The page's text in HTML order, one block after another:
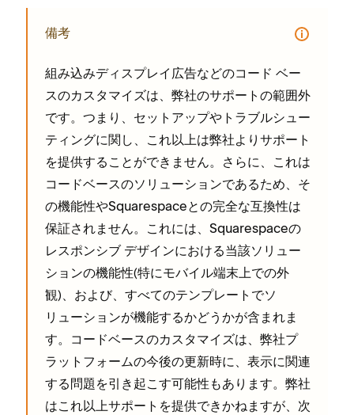
備考
組み込みデ⁠ィスプレイ広告などのコ⁠ード ベ⁠ー
スのカスタマイズは⁠、弊社のサポ⁠ートの範囲外
です⁠。つまり⁠、セ⁠ットア⁠ップやトラブルシ⁠ュ⁠ー
テ⁠ィングに関し⁠、これ以上は弊社よりサポ⁠ート
を提供することができません⁠。さらに⁠、これは
コ⁠ードベ⁠ースのソリ⁠ュ⁠ーシ⁠ョンであるため⁠、そ
の機能性やSquarespaceとの完全な互換性は
保証されません⁠。これには⁠、Squarespaceの
レスポンシブ デザインにおける当該ソリ⁠ュ⁠ー
シ⁠ョンの機能性(⁠特にモバイル端末上での外
観⁠)⁠、および⁠、すべてのテンプレ⁠ートでソ
リ⁠ュ⁠ーシ⁠ョンが機能するかどうかが含まれま
す⁠。コ⁠ードベ⁠ースのカスタマイズは⁠、弊社プ
ラ⁠ットフ⁠ォ⁠ームの今後の更新時に⁠、表示に関連
する問題を引き起こす可能性もあります⁠。弊社
はこれ以上サポ⁠ートを提供できかねますが⁠、次